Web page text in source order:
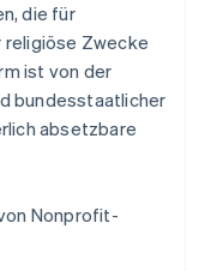
die für
Zwecke
ist von der
bundesstaatlicher
absetzbare
Nonprofit-